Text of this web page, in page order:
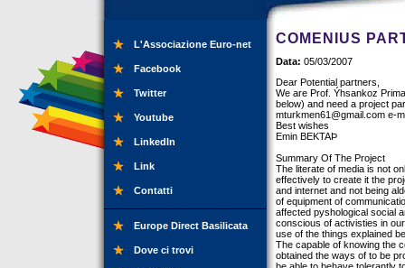
L'Associazione Euro-net
Facebook
Twitter
Youtube
LinkedIn
Link
Contatti
Europe Direct Basilicata
Dove ci trovi
COMENIUS
Data: 05/03/2007
Dear Potential partners,
We are Prof. Ýhsankoz
below) and need a project
mturkmen61@gmail.com e-
Best wishes
Emin BEKTAÞ
Summary Of The Project
The literate of media is not
effectively to create it the
and internet and not being
of equipment of
affected pyshological social
conscious of activisties in
use of the things explained
The capable of knowing the
obtained the ways of to be